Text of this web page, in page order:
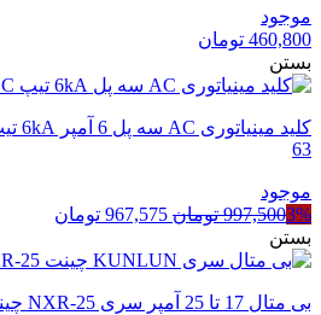
موجود
460,800 تومان
بستن
63
موجود
3%
997,500 تومان قیمت
997,500 تومان
967,575 تومان
بستن
بی متال 17 تا 25 آمپر سری NXR-25 چینت